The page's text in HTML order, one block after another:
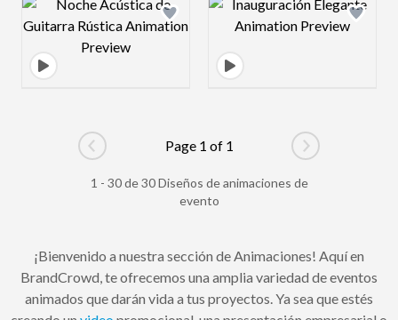
Go to previous page
Page 1 of 1
Go to next
1 - 30 de 30 Diseños de animaciones de
evento
¡Bienvenido a nuestra sección de Animaciones! Aquí en
BrandCrowd, te ofrecemos una amplia variedad de eventos
animados que darán vida a tus proyectos. Ya sea que estés